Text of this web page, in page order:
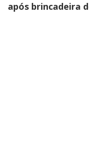
após brincadeira